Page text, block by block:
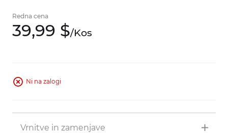
Redna cena
39,99 $/Kos
Ni na zalogi
Vrnitve in zamenjave